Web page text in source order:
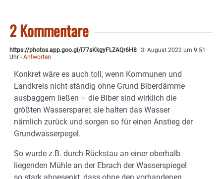
2 Kommentare
https://photos.app.goo.gl/i77sKkgyFLZAQr6H8 3. August 2022 um 9:51
Uhr - Antworten
Konkret wäre es auch toll, wenn Kommunen und
Landkreis nicht ständig ohne Grund Biberdämme
ausbaggern ließen – die Biber sind wirklich die
größten Wassersparer, sie halten das Wasser
nämlich zurück und sorgen so für einen Anstieg der
Grundwasserpegel.
So wurde z.B. durch Rückstau an einer oberhalb
liegenden Mühle an der Ebrach der Wasserspiegel